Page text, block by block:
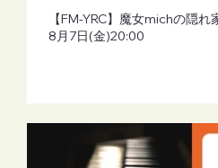
【FM-YRC】魔女michの隠
8月7日(金)20:00